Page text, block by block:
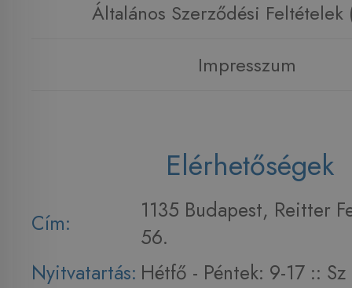
Általános Szerződési Feltételek
Impresszum
Elérhetőségek
Cím:
1135 Budapest, Reitter
56.
Nyitvatartás: Hétfő - Péntek: 9-17 :: Sz